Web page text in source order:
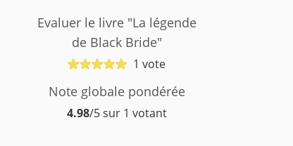
Evaluer le livre "La légende
de Black Bride"
1 vote
Note globale pondérée
4.98/5 sur 1 votant